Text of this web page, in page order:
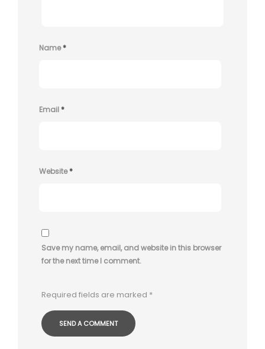
Name*
Email*
Website*
Save my name, email, and website in this browser
for the next time I comment.
Required fields are marked *